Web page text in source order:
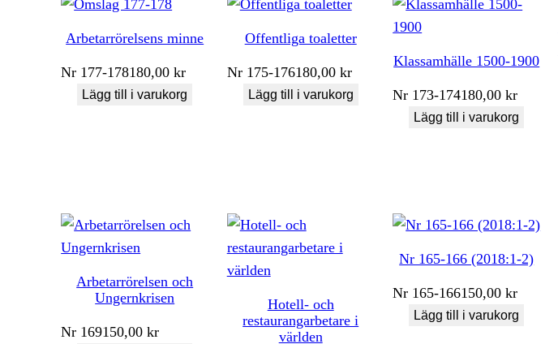
Arbetarrörelsens minne
Nr 177-178180,00kr
Lägg till i varukorg
Offentliga toaletter
Nr 175-176180,00 kr
Lägg till i varukorg
Klassamhälle 1500-1900
Nr 173-174180,00kr
Lägg till i varukorg
Arbetarrörelsen och
Ungernkrisen
Nr 169150,00kr
Hotell- och
restaurangarbetare i
världen
Nr 165-166 (2018:1-2)
Nr 165-166150,00kr
Lägg till i varukorg